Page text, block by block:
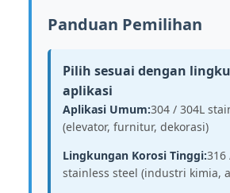
Panduan Pemilihan
Pilih sesuai dengan
aplikasi
Aplikasi Umum:304 / 304L
(elevator, furnitur, dekorasi)
Lingkungan Korosi Tinggi:316
stainless steel (industri kimia,